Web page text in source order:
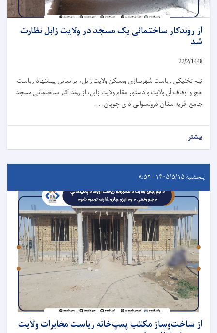
از روندکار ساختمانی یک مسجد در ولایت زابل نظارت
شد
22/2/1448
تیم تخنیکی ریاست شهرسازی ومسکن ولایت زابل، براساس پیشنهاد ریاست
حج و اوقاف آن ولایت و دستور مقام ولایت زابل، از روند کار ساختمانی مسجد
جامع قریه سنان درولسوالی دای چوپان. . .
بیشتر
پنجشنبه ۱۴۰۵/۵/۱۵ - ۸:۵۲
از ساخت‌وساز مکتب پمپ‌خانه ریاست مخابرات ولایت